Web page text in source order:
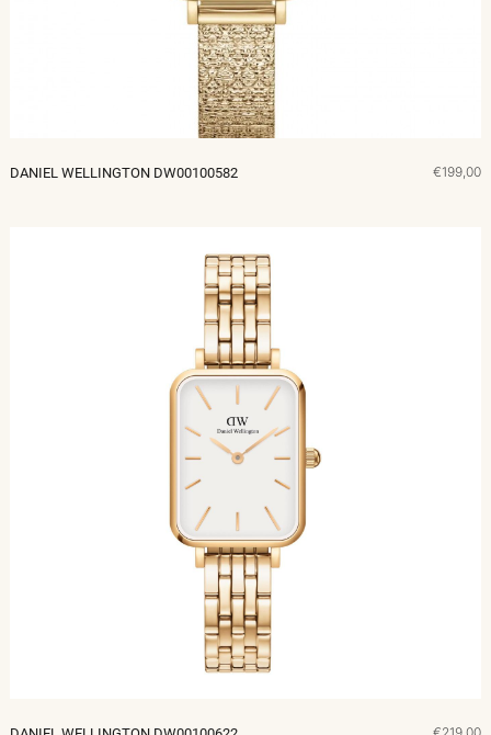
DANIEL WELLINGTON DW00100582 €199,00
€219,00